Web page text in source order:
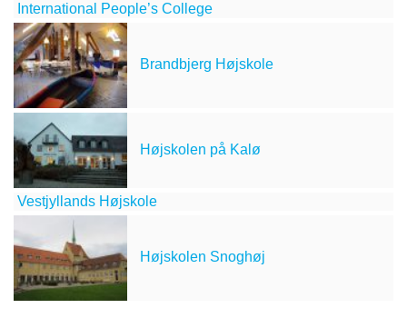
International People’s College
Brandbjerg Højskole
Højskolen på Kalø
Vestjyllands Højskole
Højskolen Snoghøj